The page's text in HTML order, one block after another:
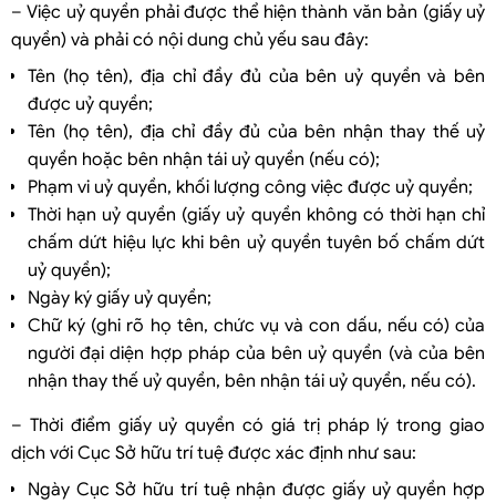
– Việc uỷ quyền phải được thể hiện thành văn bản (giấy uỷ
quyền) và phải có nội dung chủ yếu sau đây:
Tên (họ tên), địa chỉ đầy đủ của bên uỷ quyền và bên
được uỷ quyền;
Tên (họ tên), địa chỉ đầy đủ của bên nhận thay thế uỷ
quyền hoặc bên nhận tái uỷ quyền (nếu có);
Phạm vi uỷ quyền, khối lượng công việc được uỷ quyền;
Thời hạn uỷ quyền (giấy uỷ quyền không có thời hạn chỉ
chấm dứt hiệu lực khi bên uỷ quyền tuyên bố chấm dứt
uỷ quyền);
Ngày ký giấy uỷ quyền;
Chữ ký (ghi rõ họ tên, chức vụ và con dấu, nếu có) của
người đại diện hợp pháp của bên uỷ quyền (và của bên
nhận thay thế uỷ quyền, bên nhận tái uỷ quyền, nếu có).
– Thời điểm giấy uỷ quyền có giá trị pháp lý trong giao
dịch với Cục Sở hữu trí tuệ được xác định như sau:
Ngày Cục Sở hữu trí tuệ nhận được giấy uỷ quyền hợp